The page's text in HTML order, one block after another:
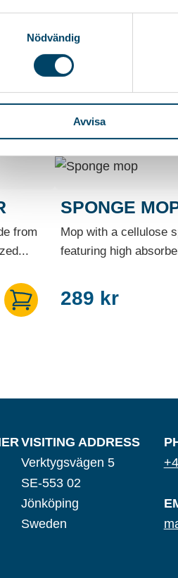
Nödvändig
Avvisa
from
SPONGE
Mop with a cellulose
featuring high
289 kr
VISITING ADDRESS
Verktygsvägen 5
SE-553 02
Jönköping
Sweden